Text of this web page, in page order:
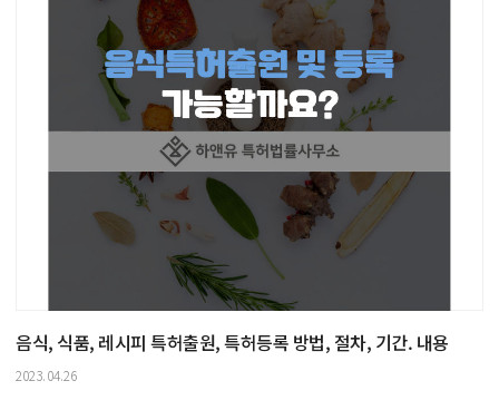
음식, 식품, 레시피 특허출원, 특허등록 방법, 절차, 기간. 내용
2023.04.26